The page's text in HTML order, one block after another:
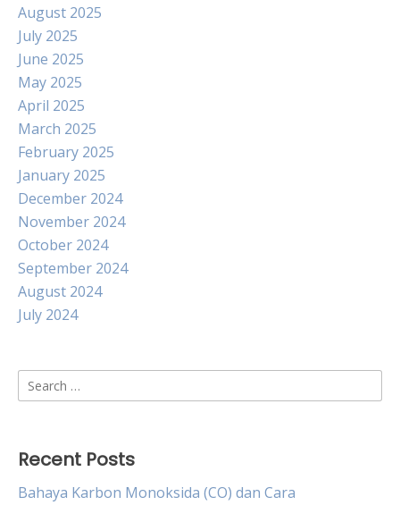
August 2025
July 2025
June 2025
May 2025
April 2025
March 2025
February 2025
January 2025
December 2024
November 2024
October 2024
September 2024
August 2024
July 2024
Search
for:
Recent Posts
Bahaya Karbon Monoksida (CO) dan Cara